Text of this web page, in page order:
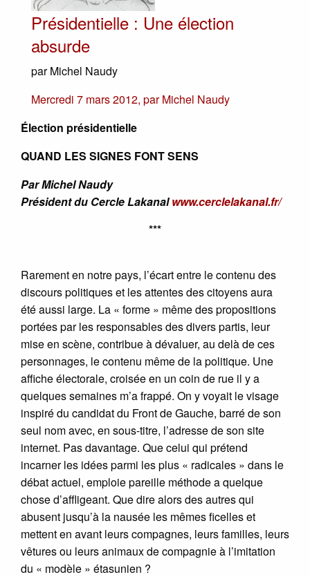
Présidentielle : Une élection
absurde
par Michel Naudy
Mercredi 7 mars 2012, parMichel Naudy
Élection présidentielle
QUAND LES SIGNES FONT SENS
Par Michel Naudy
Président du Cercle Lakanalwww.cerclelakanal.fr/
***
Rarement en notre pays, l’écart entre le contenu des
discours politiques et les attentes des citoyens aura
été aussi large. La « forme » même des propositions
portées par les responsables des divers partis, leur
mise en scène, contribue à dévaluer, au delà de ces
personnages, le contenu même de la politique. Une
affiche électorale, croisée en un coin de rue il y a
quelques semaines m’a frappé. On y voyait le visage
inspiré du candidat du Front de Gauche, barré de son
seul nom avec, en sous-titre, l’adresse de son site
internet. Pas davantage. Que celui qui prétend
incarner les idées parmi les plus « radicales » dans le
débat actuel, emploie pareille méthode a quelque
chose d’affligeant. Que dire alors des autres qui
abusent jusqu’à la nausée les mêmes ficelles et
mettent en avant leurs compagnes, leurs familles, leurs
vêtures ou leurs animaux de compagnie à l’imitation
du « modèle » étasunien ?